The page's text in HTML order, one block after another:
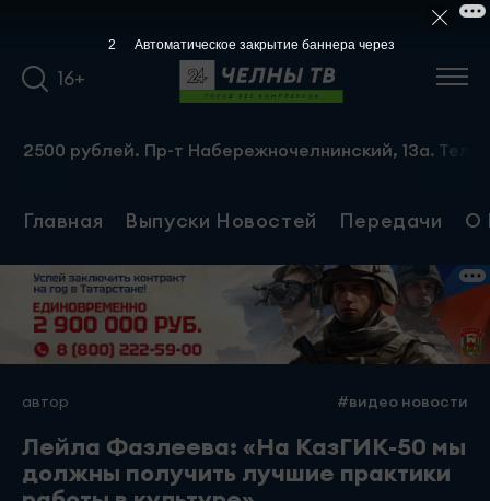
16+
Пр-т Набережночелнинский, 13а. Тел.: 8-951-
Главная Выпуски Новостей Передачи О
автор #видео новости
Лейла Фазлеева: «На КазГИК-50 мы
должны получить лучшие практики
2 Автоматическое закрытие баннера через